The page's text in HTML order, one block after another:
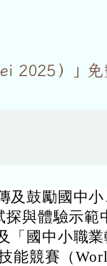
2025）」免
及鼓勵國中
與體驗示範
國中小職業
能競賽（